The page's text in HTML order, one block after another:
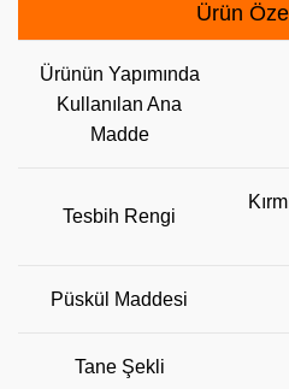
Ürün
Ürünün Yapımında
Kullanılan Ana
Madde
Tesbih Rengi
Püskül Maddesi
Tane Şekli